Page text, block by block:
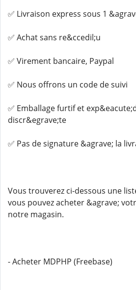
✅ Livraison express sous 1
✅ Achat sans re&ccedil;u
✅ Virement bancaire, Paypal
✅ Nous offrons un code de suivi
✅ Emballage furtif et
discr&egrave;te
✅ Pas de signature &agrave; la
Vous trouverez ci-dessous une
vous pouvez acheter &agrave;
notre magasin.
- Acheter MDPHP (Freebase)